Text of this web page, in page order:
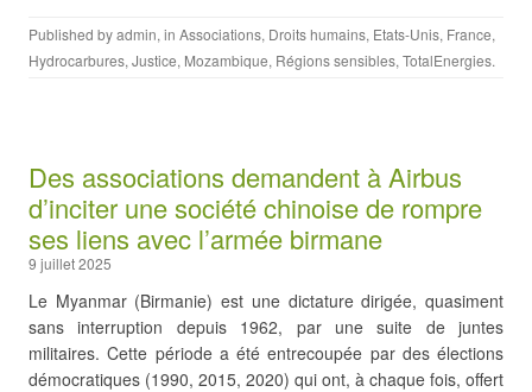
Published byadmin, in Associations, Droits humains, Etats-Unis, France,
Hydrocarbures, Justice, Mozambique, Régions sensibles, TotalEnergies.
Des associations demandent à Airbus
d’inciter une société chinoise de rompre
ses liens avec l’armée birmane
9 juillet 2025
Le Myanmar (Birmanie) est une dictature dirigée, quasiment
sans interruption depuis 1962, par une suite de juntes
militaires. Cette période a été entrecoupée par des élections
démocratiques (1990, 2015, 2020) qui ont, à chaque fois, offert